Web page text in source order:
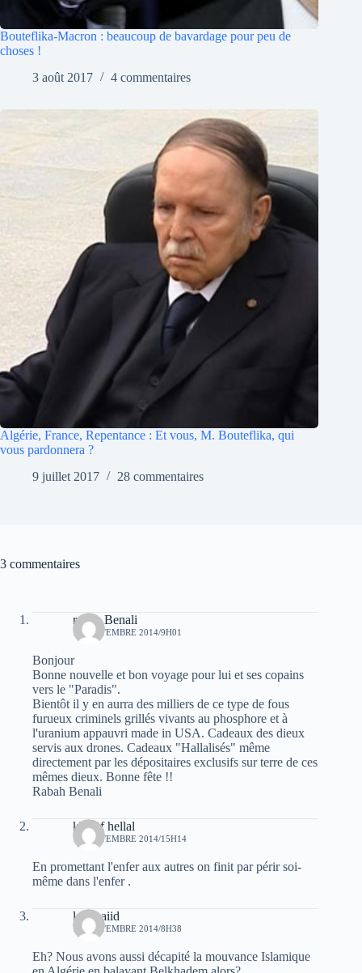
Bouteflika-Macron : beaucoup de bavardage pour peu de
choses !
3 août 2017
4 commentaires
Algérie, France, Repentance : Et vous, M. Bouteflika, qui
vous pardonnera ?
9 juillet 2017
28 commentaires
3 commentaires
rabah Benali
12 SEPTEMBRE 2014/9H01
Bonjour
Bonne nouvelle et bon voyage pour lui et ses copains
vers le "Paradis".
Bientôt il y en aurra des milliers de ce type de fous
furueux criminels grillés vivants au phosphore et à
l'uranium appauvri made in USA. Cadeaux des dieux
servis aux drones. Cadeaux "Hallalisés" même
directement par les dépositaires exclusifs sur terre de ces
mêmes dieux. Bonne fête !!
Rabah Benali
khelaf hellal
14 SEPTEMBRE 2014/15H14
En promettant l'enfer aux autres on finit par périr soi-
même dans l'enfer .
laid baiid
16 SEPTEMBRE 2014/8H38
Eh? Nous avons aussi décapité la mouvance Islamique